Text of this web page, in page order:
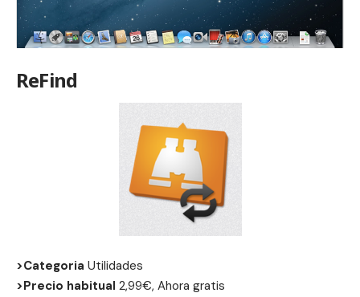
ReFind
>Categoria Utilidades
>Precio habitual 2,99€, Ahora gratis